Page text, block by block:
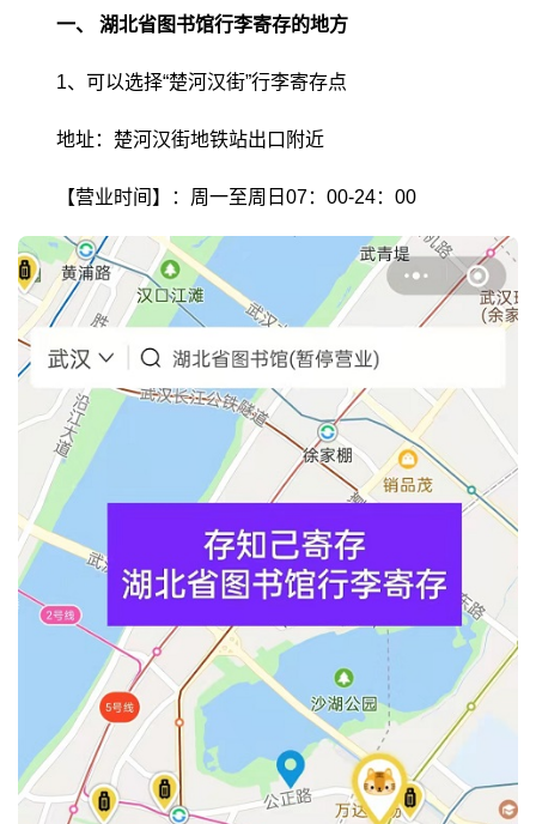
一、 湖北省图书馆行李寄存的地方
1、可以选择“楚河汉街”行李寄存点
地址：楚河汉街地铁站出口附近
【营业时间】：周一至周日07：00-24：00